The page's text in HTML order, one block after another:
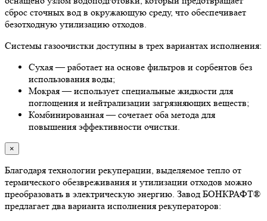
сброс сточных вод в окружающую среду, что обеспечивает
безотходную утилизацию отходов.
Системы газоочистки доступны в трех вариантах исполнения:
Сухая — работает на основе фильтров и сорбентов без
использования воды;
Мокрая — использует специальные жидкости для
поглощения и нейтрализации загрязняющих веществ;
Комбинированная — сочетает оба метода для
повышения эффективности очистки.
×
Благодаря технологии рекуперации, выделяемое тепло от
термического обезвреживания и утилизации отходов можно
преобразовать в электрическую энергию. Завод БОНКРАФТ®
предлагает два варианта исполнения рекуператоров: